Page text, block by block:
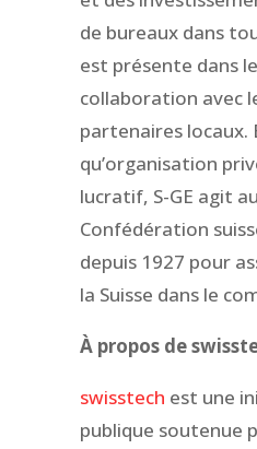
de bureaux dans
est présente dans
collaboration avec
partenaires locaux.
qu’organisation
lucratif, S-GE agit
Confédération
depuis 1927 pour
la Suisse dans le
À propos de
swisstech est une
publique soutenue